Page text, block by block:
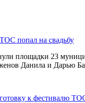
попал на свадьбу
площадки 23
Данила и Дарью
к фестивалю